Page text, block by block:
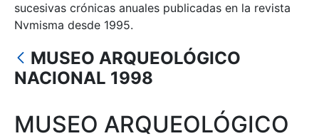
Mostra/Amaga
Mostra/Amaga
sucesivas crónicas anuales publicadas en la revista
Nvmisma desde 1995.
MUSEO ARQUEOLÓGICO
NACIONAL 1998
MUSEO ARQUEOLÓGICO